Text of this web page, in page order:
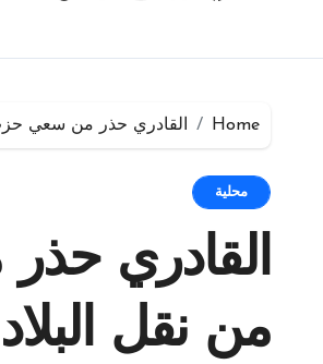
Home القادري حذر من سعي حزب
محلية
القادري
من نقل